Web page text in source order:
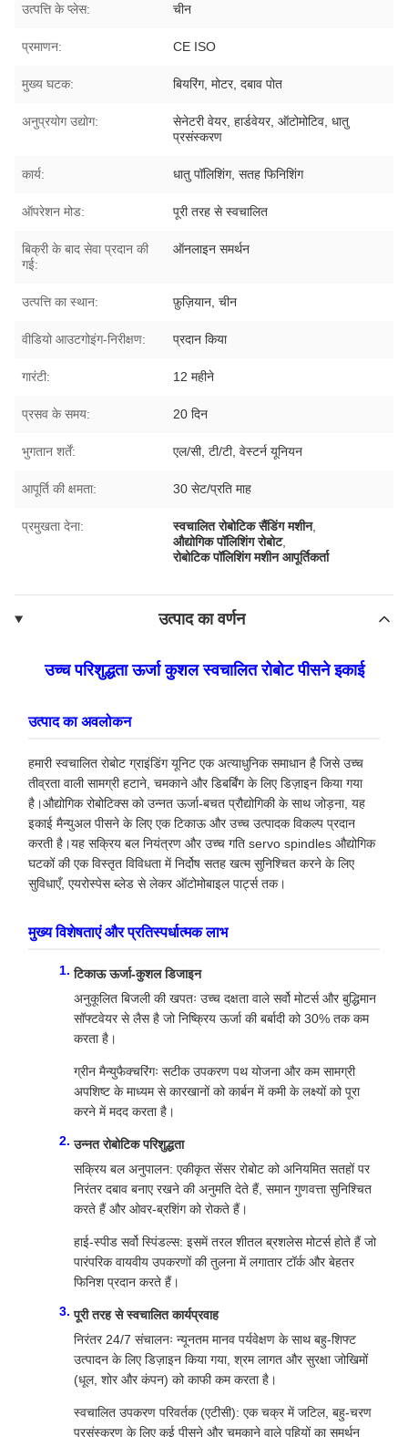
उत्पत्ति के प्लेस: चीन
प्रमाणन: CE ISO
मुख्य घटक: बियरिंग, मोटर, दबाव पोत
अनुप्रयोग उद्योग:
सेनेटरी वेयर, हार्डवेयर, ऑटोमोटिव, धातु
प्रसंस्करण
कार्य: धातु पॉलिशिंग, सतह फिनिशिंग
ऑपरेशन मोड: पूरी तरह से स्वचालित
बिक्री के बाद सेवा प्रदान की
गई:
ऑनलाइन समर्थन
उत्पत्ति का स्थान: फ़ुज़ियान, चीन
वीडियो आउटगोइंग-निरीक्षण: प्रदान किया
गारंटी: 12 महीने
प्रसव के समय: 20 दिन
भुगतान शर्तें: एल/सी, टी/टी, वेस्टर्न यूनियन
आपूर्ति की क्षमता: 30 सेट/प्रति माह
प्रमुखता देना: स्वचालित रोबोटिक सैंडिंग मशीन,
औद्योगिक पॉलिशिंग रोबोट,
रोबोटिक पॉलिशिंग मशीन आपूर्तिकर्ता
उत्पाद का वर्णन
उच्च परिशुद्धता ऊर्जा कुशल स्वचालित रोबोट पीसने इकाई
उत्पाद का अवलोकन
हमारी स्वचालित रोबोट ग्राइंडिंग यूनिट एक अत्याधुनिक समाधान है जिसे उच्च
तीव्रता वाली सामग्री हटाने, चमकाने और डिबर्बिंग के लिए डिज़ाइन किया गया
है।औद्योगिक रोबोटिक्स को उन्नत ऊर्जा-बचत प्रौद्योगिकी के साथ जोड़ना, यह
इकाई मैन्युअल पीसने के लिए एक टिकाऊ और उच्च उत्पादक विकल्प प्रदान
करती है।यह सक्रिय बल नियंत्रण और उच्च गति servo spindles औद्योगिक
घटकों की एक विस्तृत विविधता में निर्दोष सतह खत्म सुनिश्चित करने के लिए
सुविधाएँ, एयरोस्पेस ब्लेड से लेकर ऑटोमोबाइल पार्ट्स तक।
मुख्य विशेषताएं और प्रतिस्पर्धात्मक लाभ
टिकाऊ ऊर्जा-कुशल डिजाइन
अनुकूलित बिजली की खपतः उच्च दक्षता वाले सर्वो मोटर्स और बुद्धिमान
सॉफ्टवेयर से लैस है जो निष्क्रिय ऊर्जा की बर्बादी को 30% तक कम
करता है।
ग्रीन मैन्युफैक्चरिंगः सटीक उपकरण पथ योजना और कम सामग्री
अपशिष्ट के माध्यम से कारखानों को कार्बन में कमी के लक्ष्यों को पूरा
करने में मदद करता है।
उन्नत रोबोटिक परिशुद्धता
सक्रिय बल अनुपालन: एकीकृत सेंसर रोबोट को अनियमित सतहों पर
निरंतर दबाव बनाए रखने की अनुमति देते हैं, समान गुणवत्ता सुनिश्चित
करते हैं और ओवर-ब्रशिंग को रोकते हैं।
हाई-स्पीड सर्वो स्पिंडल्स: इसमें तरल शीतल ब्रशलेस मोटर्स होते हैं जो
पारंपरिक वायवीय उपकरणों की तुलना में लगातार टॉर्क और बेहतर
फिनिश प्रदान करते हैं।
पूरी तरह से स्वचालित कार्यप्रवाह
निरंतर 24/7 संचालनः न्यूनतम मानव पर्यवेक्षण के साथ बहु-शिफ्ट
उत्पादन के लिए डिज़ाइन किया गया, श्रम लागत और सुरक्षा जोखिमों
(धूल, शोर और कंपन) को काफी कम करता है।
स्वचालित उपकरण परिवर्तक (एटीसी): एक चक्र में जटिल, बहु-चरण
प्रसंस्करण के लिए कई पीसने और चमकाने वाले पहियों का समर्थन